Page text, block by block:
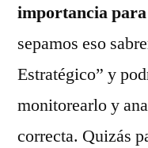
importancia
sepamos eso
Estratégico” y
monitorearlo y
correcta. Quizás